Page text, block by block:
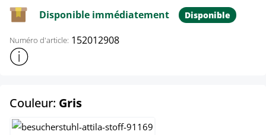
Disponible immédiatement Disponible
Numéro d'article: 152012908
Afficher plus d'informations sur le produit
Couleur: Grisselect